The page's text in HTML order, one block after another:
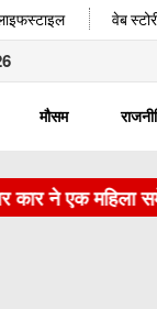
वेब
मौसम
ने एक महिला समेत